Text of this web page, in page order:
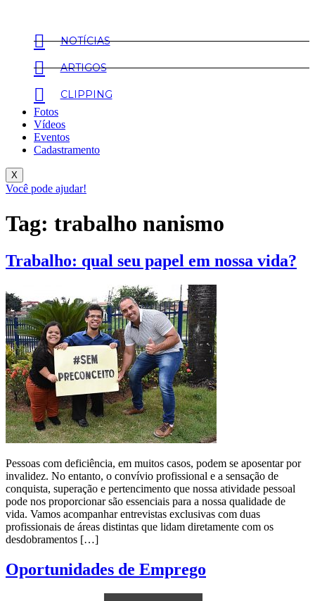
NOTÍCIAS
ARTIGOS
CLIPPING
Fotos
Vídeos
Eventos
Cadastramento
X
Você pode ajudar!
Tag: trabalho nanismo
Trabalho: qual seu papel em nossa vida?
Pessoas com deficiência, em muitos casos, podem se aposentar por
invalidez. No entanto, o convívio profissional e a sensação de
conquista, superação e pertencimento que nossa atividade pessoal
pode nos proporcionar são essenciais para a nossa qualidade de
vida. Vamos acompanhar entrevistas exclusivas com duas
profissionais de áreas distintas que lidam diretamente com os
desdobramentos […]
Oportunidades de Emprego